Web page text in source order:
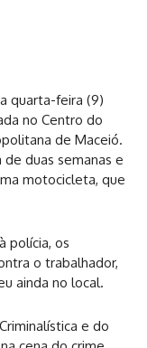
quarta-feira (9)
no Centro do
de Maceió.
duas semanas e
motocicleta, que
polícia, os
o trabalhador,
ainda no local.
e do